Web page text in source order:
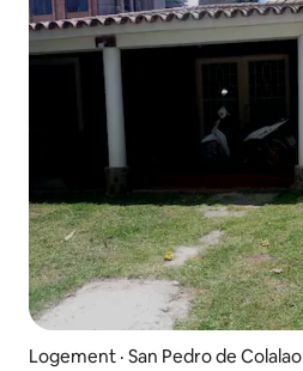
Logement · San Pedro de Colalao